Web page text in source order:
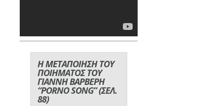
Η ΜΕΤΑΠΟΙΗΣΗ ΤΟΥ
ΠΟΙΗΜΑΤΟΣ ΤΟΥ
ΓΙΑΝΝΗ ΒΑΡΒΕΡΗ
“PORNO SONG” (ΣΕΛ.
88)